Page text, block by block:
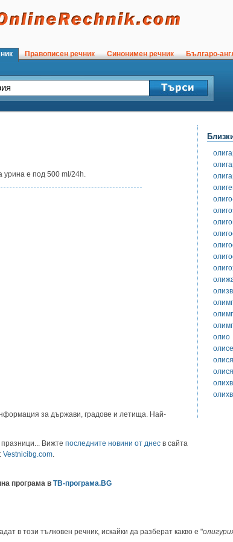
Правописен речник Синонимен речник Българо-
урина е под 500 ml/24h.
за държави, градове и летища. Най-
Вижте последните новини от днес в сайта
Vestnicibg.com
програма в ТВ-програма.BG
олио
в този тълковен речник, искайки да разберат какво е "